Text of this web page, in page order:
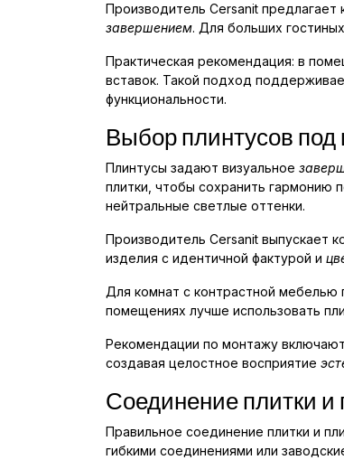
Производитель Cersanit
завершением. Для больших
Практическая рекомендация: в
вставок. Такой подход
функциональности.
Выбор плинтусов под
Плинтусы задают визуальное
плитки, чтобы сохранить гармонию
нейтральные светлые оттенки.
Производитель Cersanit выпускает
изделия с идентичной фактурой и
Для комнат с контрастной мебелью
помещениях лучше использовать
Рекомендации по монтажу
создавая целостное восприятие
Соединение плитки и
Правильное соединение плитки и
гибкими соединениями или